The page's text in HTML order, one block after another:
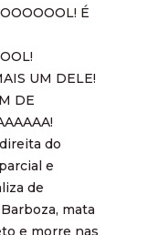
É
UM DELE!
DE
do
e
de
mata
e morre nas